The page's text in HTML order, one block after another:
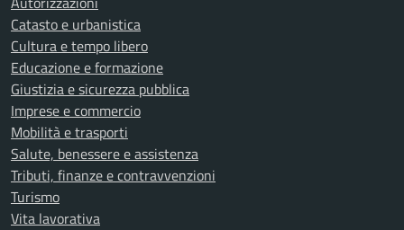
Catasto e urbanistica
Cultura e tempo libero
Educazione e formazione
Giustizia e sicurezza pubblica
Imprese e commercio
Mobilità e trasporti
Salute, benessere e assistenza
Tributi, finanze e contravvenzioni
Turismo
Vita lavorativa